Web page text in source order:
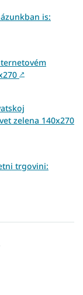
is:
↗
zelena 140x270
trgovini: